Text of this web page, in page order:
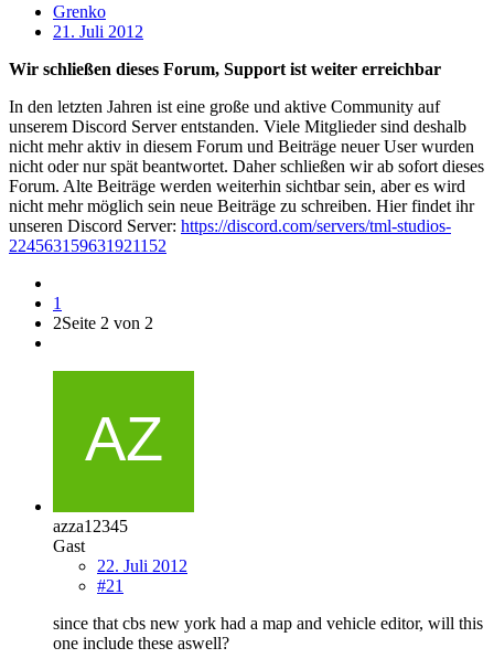
Grenko
21. Juli 2012
Wir schließen dieses Forum, Support ist weiter erreichbar
In den letzten Jahren ist eine große und aktive Community auf
unserem Discord Server entstanden. Viele Mitglieder sind deshalb
nicht mehr aktiv in diesem Forum und Beiträge neuer User wurden
nicht oder nur spät beantwortet. Daher schließen wir ab sofort dieses
Forum. Alte Beiträge werden weiterhin sichtbar sein, aber es wird
nicht mehr möglich sein neue Beiträge zu schreiben. Hier findet ihr
unseren Discord Server: https://discord.com/servers/tml-studios-
224563159631921152
1
2Seite 2 von 2
azza12345
Gast
22. Juli 2012
#21
since that cbs new york had a map and vehicle editor, will this
one include these aswell?